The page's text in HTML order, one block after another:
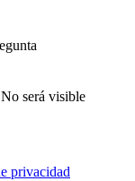
será visible
privacidad